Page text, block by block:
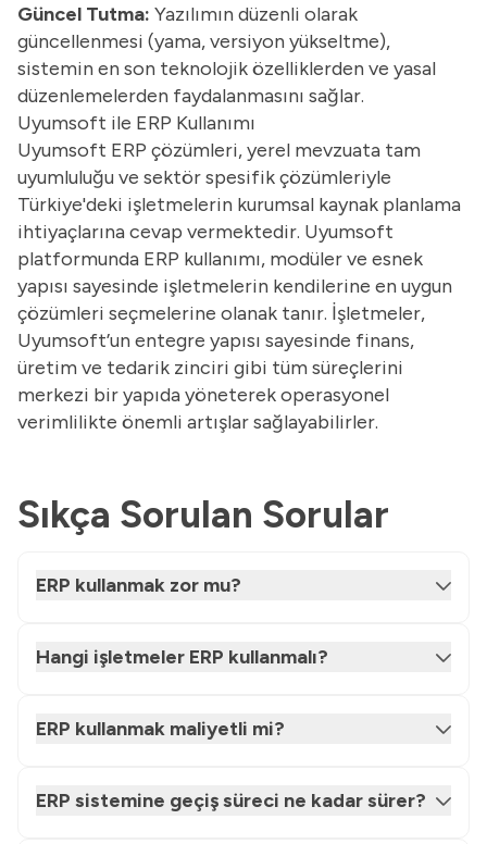
Güncel Tutma: Yazılımın düzenli olarak
güncellenmesi (yama, versiyon yükseltme),
sistemin en son teknolojik özelliklerden ve yasal
düzenlemelerden faydalanmasını sağlar.
Uyumsoft ile ERP Kullanımı
Uyumsoft ERP çözümleri, yerel mevzuata tam
uyumluluğu ve sektör spesifik çözümleriyle
Türkiye'deki işletmelerin kurumsal kaynak planlama
ihtiyaçlarına cevap vermektedir. Uyumsoft
platformunda ERP kullanımı, modüler ve esnek
yapısı sayesinde işletmelerin kendilerine en uygun
çözümleri seçmelerine olanak tanır. İşletmeler,
Uyumsoft’un entegre yapısı sayesinde finans,
üretim ve tedarik zinciri gibi tüm süreçlerini
merkezi bir yapıda yöneterek operasyonel
verimlilikte önemli artışlar sağlayabilirler.
Sıkça Sorulan Sorular
ERP kullanmak zor mu?
Hangi işletmeler ERP kullanmalı?
ERP kullanmak maliyetli mi?
ERP sistemine geçiş süreci ne kadar sürer?